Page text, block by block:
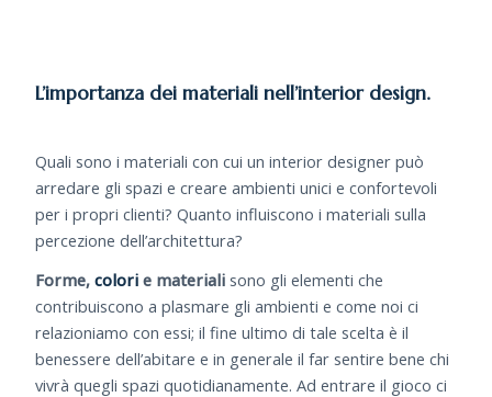
L’importanza dei materiali nell’interior design.
Quali sono i materiali con cui un interior designer può
arredare gli spazi e creare ambienti unici e confortevoli
per i propri clienti? Quanto influiscono i materiali sulla
percezione dell’architettura?
Forme,colori e materiali sono gli elementi che
contribuiscono a plasmare gli ambienti e come noi ci
relazioniamo con essi; il fine ultimo di tale scelta è il
benessere dell’abitare e in generale il far sentire bene chi
vivrà quegli spazi quotidianamente. Ad entrare il gioco ci